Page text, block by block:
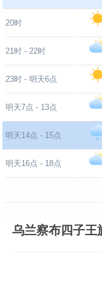
20时
21时 - 22时
23时 - 明天6点
明天7点 - 13点
明天14点 - 15点
明天16点 - 18点
乌兰察布四子王